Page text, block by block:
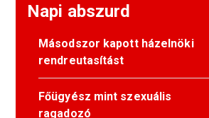
Napi abszurd
Másodszor kapott házelnöki
rendreutasítást
Főügyész mint szexuális
ragadozó